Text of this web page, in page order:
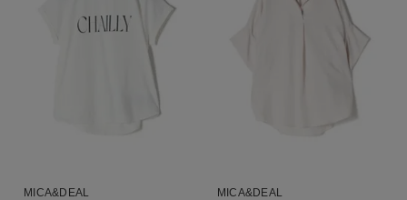
MICA&DEAL
MICA&DEAL